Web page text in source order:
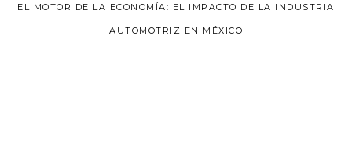
EL MOTOR DE LA ECONOMÍA: EL IMPACTO DE LA INDUSTRIA
AUTOMOTRIZ EN MÉXICO